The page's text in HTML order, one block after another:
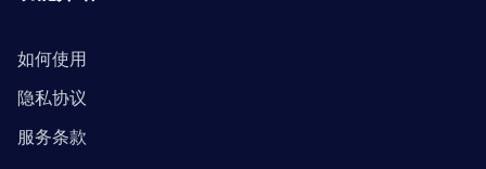
如何使用
隐私协议
服务条款